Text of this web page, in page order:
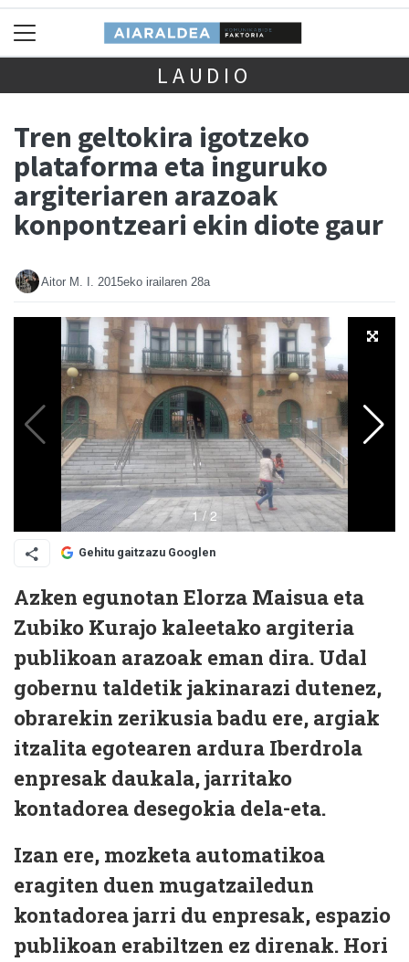
LAUDIO
Tren geltokira igotzeko
plataforma eta inguruko
argiteriaren arazoak
konpontzeari ekin diote gaur
Aitor M. I. 2015eko irailaren 28a
Gehitu gaitzazu Googlen
Azken egunotan Elorza Maisua eta
Zubiko Kurajo kaleetako argiteria
publikoan arazoak eman dira. Udal
gobernu taldetik jakinarazi dutenez,
obrarekin zerikusia badu ere, argiak
itzalita egotearen ardura Iberdrola
enpresak daukala, jarritako
kontadorea desegokia dela-eta.
Izan ere, mozketa automatikoa
eragiten duen mugatzailedun
kontadorea jarri du enpresak, espazio
publikoan erabiltzen ez direnak. Hori